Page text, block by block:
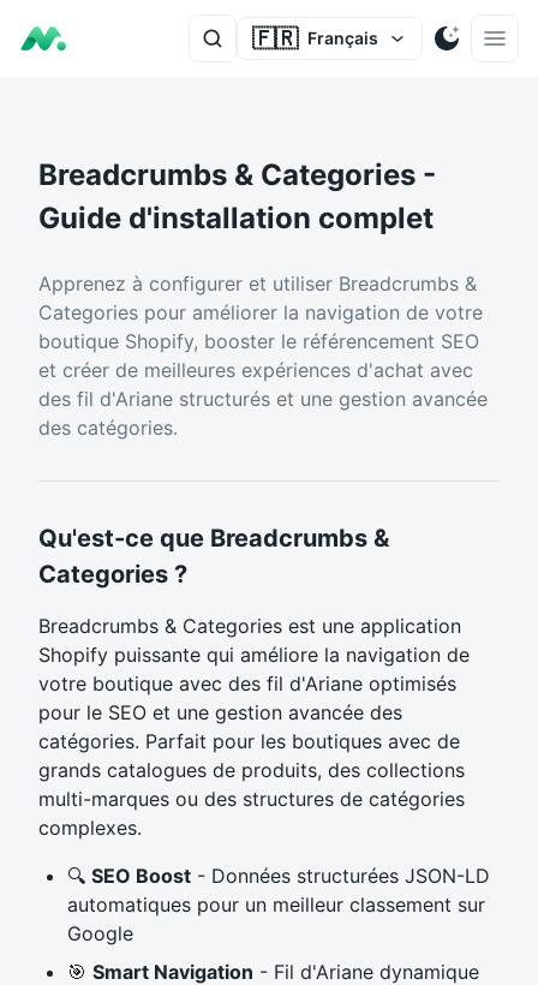
🇫🇷 Français
Breadcrumbs & Categories -
Guide d'installation complet
Apprenez à configurer et utiliser Breadcrumbs &
Categories pour améliorer la navigation de votre
boutique Shopify, booster le référencement SEO
et créer de meilleures expériences d'achat avec
des fil d'Ariane structurés et une gestion avancée
des catégories.
Qu'est-ce que Breadcrumbs &
Categories ?
Breadcrumbs & Categories est une application
Shopify puissante qui améliore la navigation de
votre boutique avec des fil d'Ariane optimisés
pour le SEO et une gestion avancée des
catégories. Parfait pour les boutiques avec de
grands catalogues de produits, des collections
multi-marques ou des structures de catégories
complexes.
🔍 SEO Boost - Données structurées JSON-LD
automatiques pour un meilleur classement sur
Google
🎯 Smart Navigation - Fil d'Ariane dynamique